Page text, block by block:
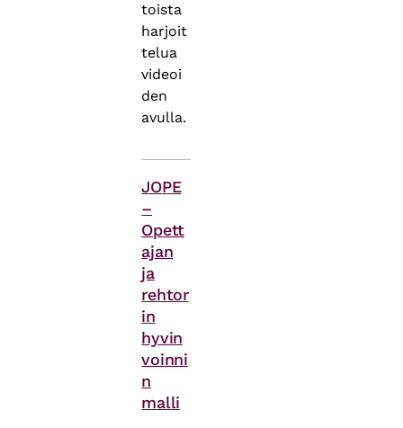
toista
harjoit
telua
videoi
den
avulla.
JOPE
–
Opett
ajan
ja
rehtor
in
hyvin
voinni
n
malli